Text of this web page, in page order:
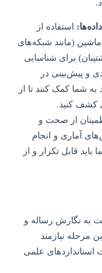
استفاده از
(مانند شبکه‌های
برای شناسایی
و پیش‌بینی در
به شما کمک کنند تا از
کشف کنید.
از صحت و
آماری و انجام
باید قابل تکرار و از
به نگارش رساله و
مرحله نیازمند
علمی